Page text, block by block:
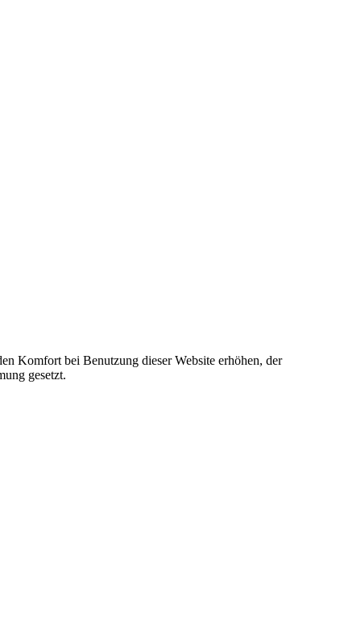
Komfort bei Benutzung dieser Website erhöhen, der
gesetzt.